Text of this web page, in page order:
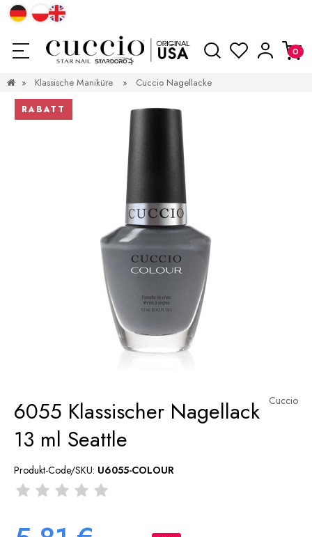
» Klassische Maniküre » Cuccio Nagellacke
RABATT
Cuccio
6055 Klassischer Nagellack
13 ml Seattle
Produkt-Code/SKU: U6055-COLOUR